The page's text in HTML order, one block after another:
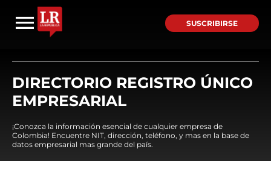
SUSCRIBIRSE
DIRECTORIO REGISTRO ÚNICO
EMPRESARIAL
¡Conozca la información esencial de cualquier empresa de
Colombia! Encuentre NIT, dirección, teléfono, y mas en la base de
datos empresarial mas grande del país.